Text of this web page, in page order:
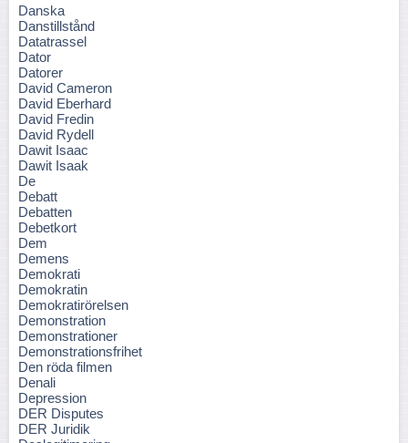
Danska
Danstillstånd
Datatrassel
Dator
Datorer
David Cameron
David Eberhard
David Fredin
David Rydell
Dawit Isaac
Dawit Isaak
De
Debatt
Debatten
Debetkort
Dem
Demens
Demokrati
Demokratin
Demokratirörelsen
Demonstration
Demonstrationer
Demonstrationsfrihet
Den röda filmen
Denali
Depression
DER Disputes
DER Juridik